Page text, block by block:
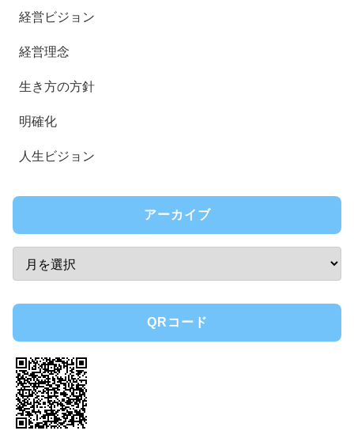
経営ビジョン
経営理念
生き方の方針
明確化
人生ビジョン
アーカイブ
QRコード